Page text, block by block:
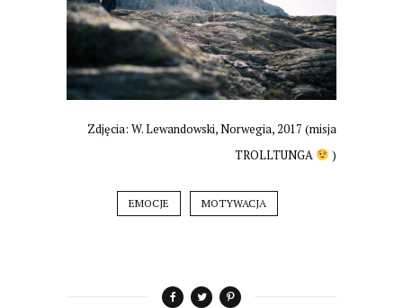
Zdjęcia: W. Lewandowski, Norwegia, 2017 (misja
TROLLTUNGA
)
EMOCJE MOTYWACJA